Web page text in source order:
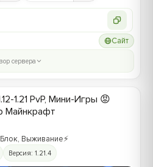
Сайт
сервера
1.21 PvP, Мини-Игры 😡
Майнкрафт
Выживание⚡
Версия: 1.21.4